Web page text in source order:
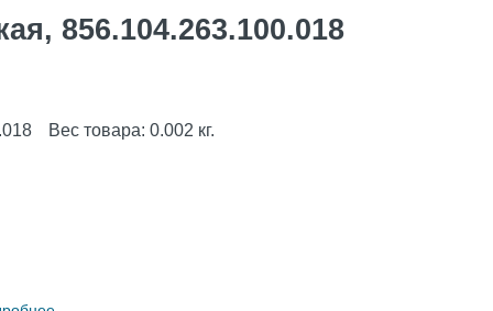
856.104.263.100.018
Вес товара: 0.002 кг.